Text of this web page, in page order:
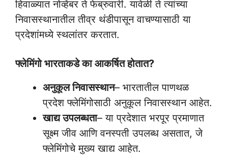
हिवाळ्यात नोव्हेंबर ते फेब्रुवारी. यावेळी ते त्यांच्या
निवासस्थानातील तीव्र थंडीपासून वाचण्यासाठी या
प्रदेशांमध्ये स्थलांतर करतात.
फ्लेमिंगो भारताकडे का आकर्षित होतात?
अनुकूल निवासस्थान– भारतातील पाणथळ
प्रदेश फ्लेमिंगोसाठी अनुकूल निवासस्थान आहेत.
खाद्य उपलब्धता– या प्रदेशात भरपूर प्रमाणात
सूक्ष्म जीव आणि वनस्पती उपलब्ध असतात, जे
फ्लेमिंगोचे मुख्य खाद्य आहेत.